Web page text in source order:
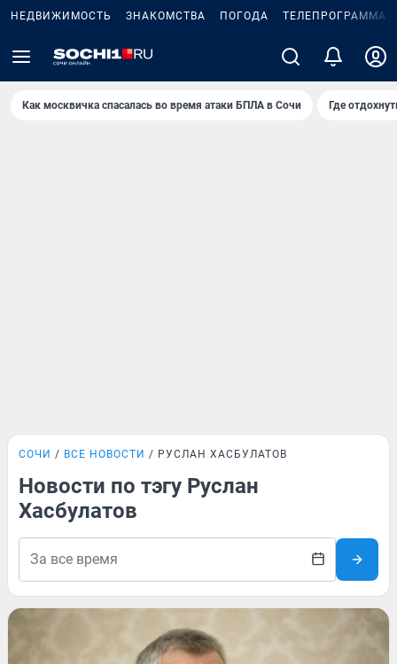
НЕДВИЖИМОСТЬ ЗНАКОМСТВА ПОГОДА ТЕЛЕПРОГРАММА
Как москвичка спасалась во время атаки БПЛА в Сочи Где
СОЧИ ВСЕ НОВОСТИ РУСЛАН ХАСБУЛАТОВ
Новости по тэгу Руслан
Хасбулатов